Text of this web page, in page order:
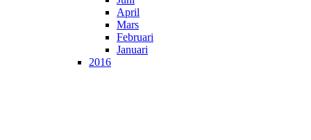
April
Mars
Februari
Januari
2016